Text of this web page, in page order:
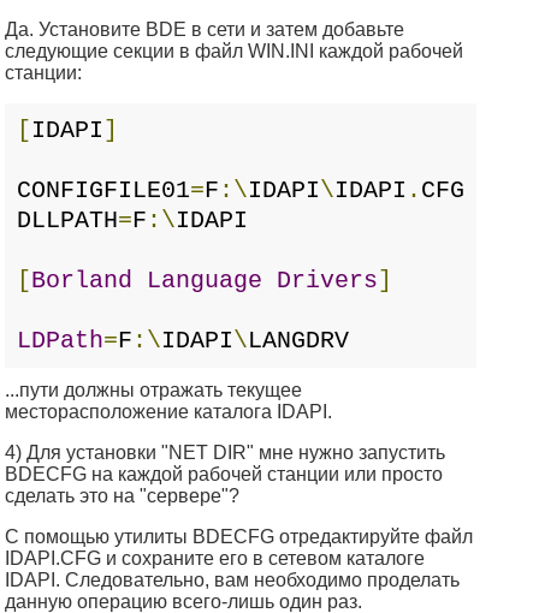
Да. Установите BDE в сети и затем добавьте
следующие секции в файл WIN.INI каждой рабочей
станции:
[IDAPI]
CONFIGFILE01=F :\IDAPI\IDAPI . CFG
DLLPATH=F :\IDAPI
[Borland Language Drivers]
LDPath=F :\IDAPI\LANGDRV
...пути должны отражать текущее
месторасположение каталога IDAPI.
4) Для установки "NET DIR" мне нужно запустить
BDECFG на каждой рабочей станции или просто
сделать это на "сервере"?
C помощью утилиты BDECFG отредактируйте файл
IDAPI.CFG и сохраните его в сетевом каталоге
IDAPI. Следовательно, вам необходимо проделать
данную операцию всего-лишь один раз.